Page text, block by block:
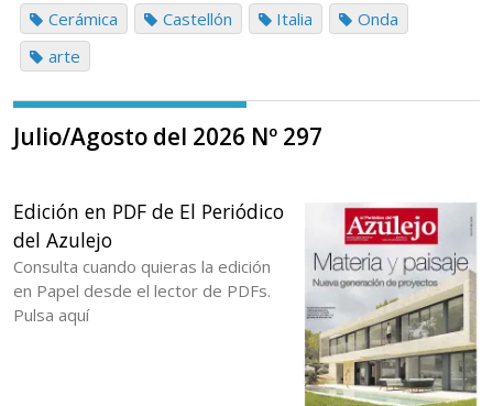
Cerámica Castellón Italia
Onda
arte
Julio/Agosto del 2026 Nº 297
Edición en PDF de El Periódico
del Azulejo
Consulta cuando quieras la edición
en Papel desde el lector de PDFs.
Pulsa aquí